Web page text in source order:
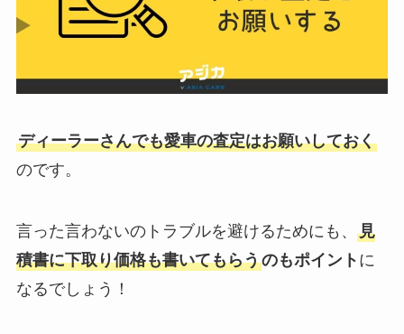
ディーラーさんでも愛車の査定はお願いしておく
のです。
言った言わないのトラブルを避けるためにも、 見
積書に下取り価格も書いてもらうのもポイント に
なるでしょう！